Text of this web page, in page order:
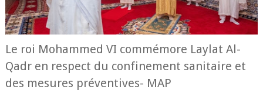
Le roi Mohammed VI commémore Laylat Al-
Qadr en respect du confinement sanitaire et
des mesures préventives- MAP